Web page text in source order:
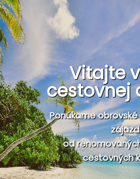
Vitajte
cestovnej
Ponúkame
od
cestovných